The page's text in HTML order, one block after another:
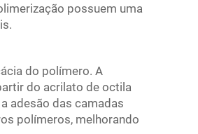
possuem uma
do polímero. A
do acrilato de octila
adesão das camadas
polímeros, melhorando